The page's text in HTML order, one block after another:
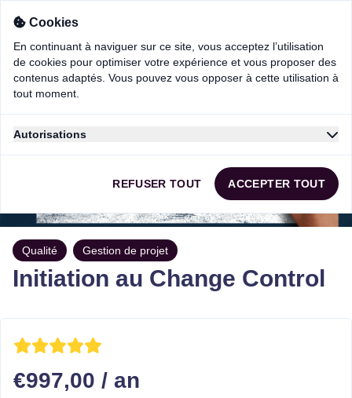
Qualité Gestion de projet
Initiation au Change Control
€997,00 / an
Cookies
En continuant à naviguer sur ce site, vous acceptez l’utilisation
de cookies pour optimiser votre expérience et vous proposer des
contenus adaptés. Vous pouvez vous opposer à cette utilisation à
tout moment.
Autorisations
En continuant à naviguer sur ce site, vous acceptez l’utilisation
de cookies pour optimiser votre expérience et vous proposer des
contenus adaptés. Vous pouvez vous opposer à cette utilisation à
Vous autorisez:
Les cookies strictement necessaire (requis)
Les cookies de mesure de performance
Les cookies de fonctionnalités
ENREGISTRER
REFUSER TOUT ACCEPTER TOUT